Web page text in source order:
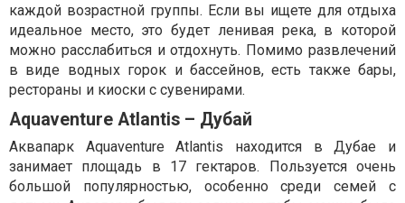
каждой возрастной группы. Если вы ищете для отдыха
идеальное место, это будет ленивая река, в которой
можно расслабиться и отдохнуть. Помимо развлечений
в виде водных горок и бассейнов, есть также бары,
рестораны и киоски с сувенирами.
Aquaventure Atlantis – Дубай
Аквапарк Aquaventure Atlantis находится в Дубае и
занимает площадь в 17 гектаров. Пользуется очень
большой популярностью, особенно среди семей с